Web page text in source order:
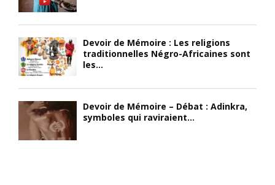
Devoir de Mémoire : Les religions
traditionnelles Négro-Africaines sont
les...
Devoir de Mémoire – Débat : Adinkra,
symboles qui raviraient...